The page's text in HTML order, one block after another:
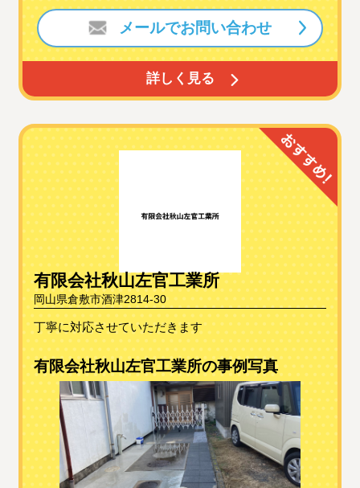
詳しく見る
メールでお問い合わせ
有限会社秋山左官工業所
岡山県倉敷市酒津2814-30
丁寧に対応させていただきます
有限会社秋山左官工業所の事例写真